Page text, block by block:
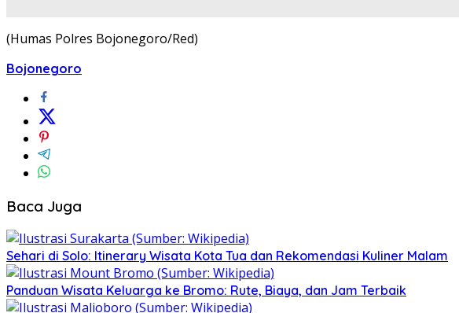
(Humas Polres Bojonegoro/Red)
Bojonegoro
Baca Juga
Sehari di Solo: Itinerary Wisata Kota Tua dan Rekomendasi Kuliner Malam
Panduan Wisata Keluarga ke Bromo: Rute, Biaya, dan Jam Terbaik